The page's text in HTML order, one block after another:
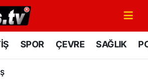
SPOR ÇEVRE SAĞLIK
Eczaneler